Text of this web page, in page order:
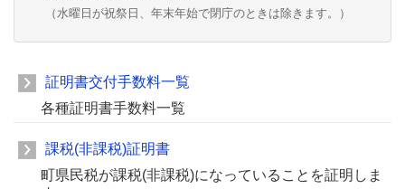
（水曜日が祝祭日、年末年始で閉庁のときは除きます。）
証明書交付手数料一覧
各種証明書手数料一覧
課税(非課税)証明書
町県民税が課税(非課税)になっていることを証明しま